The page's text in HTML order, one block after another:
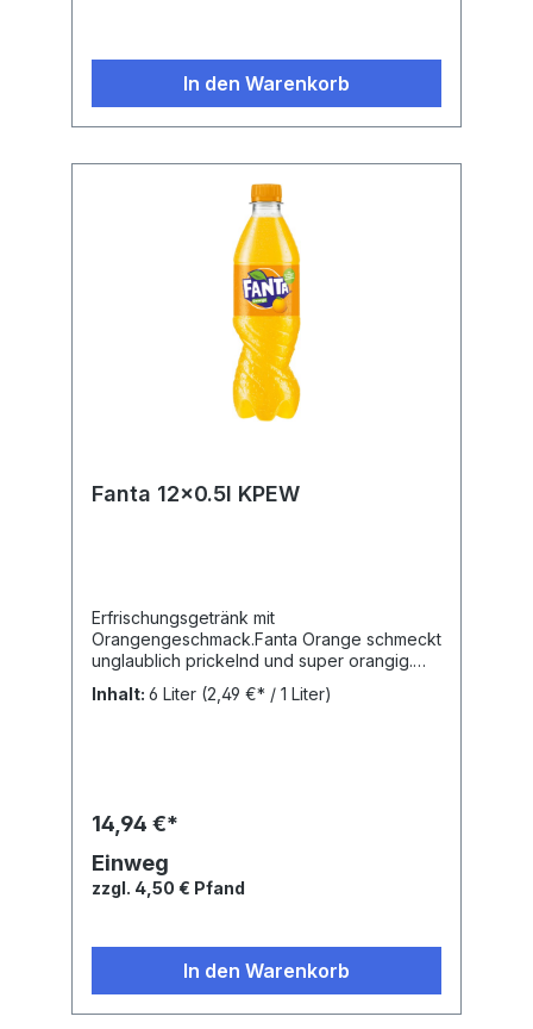
In den Warenkorb
Fanta 12x0.5l KPEW
Erfrischungsgetränk mit
Orangengeschmack.Fanta Orange schmeckt
unglaublich prickelnd und super orangig.
Trinke Fanta. Lebe
bunter!Nährwertangaben: Brennwert: 163.3
Orangenextrakt, natürliches Orangenaroma
mit anderen natürlichen Aromen,
AntioxidationsmittelAscorbinsäure,
Farbstoff Carotine,
Inhalt: 6 Liter (2,49 €* / 1 Liter)
14,94 €*
Einweg
zzgl. 4,50 € Pfand
In den Warenkorb